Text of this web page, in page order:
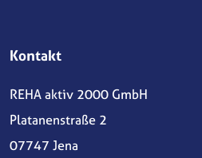
Kontakt
REHA aktiv 2000 GmbH
Platanenstraße 2
07747 Jena